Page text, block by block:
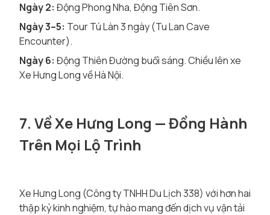
Ngày 2: Động Phong Nha, Động Tiên Sơn.
Ngày 3–5: Tour Tú Làn 3 ngày (Tu Lan Cave
Encounter).
Ngày 6: Động Thiên Đường buổi sáng. Chiều lên xe
Xe Hưng Long về Hà Nội.
7. Về Xe Hưng Long — Đồng Hành
Trên Mọi Lộ Trình
Xe Hưng Long (Công ty TNHH Du Lịch 338) với hơn hai
thập kỷ kinh nghiệm, tự hào mang đến dịch vụ vận tải